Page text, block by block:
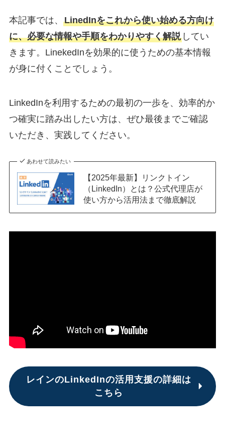
本記事では、 LinedInをこれから使い始める方向け
に、必要な情報や手順をわかりやすく解説してい
きます。LinekedInを効果的に使うための基本情報
が身に付くことでしょう。
LinkedInを利用するための最初の一歩を、効率的か
つ確実に踏み出したい方は、ぜひ最後までご確認
いただき、実践してください。
あわせて読みたい
【2025年最新】リンクトイン
（LinkedIn）とは？公式代理店が
使い方から活用法まで徹底解説
レインのLinkedInの活用支援の詳細は
こちら